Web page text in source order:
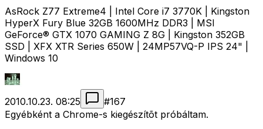
AsRock Z77 Extreme4 | Intel Core i7 3770K | Kingston
HyperX Fury Blue 32GB 1600MHz DDR3 | MSI
GeForce® GTX 1070 GAMING Z 8G | Kingston 352GB
SSD | XFX XTR Series 650W | 24MP57VQ-P IPS 24" |
Windows 10
2010.10.23. 08:25 #167
Egyébként a Chrome-s kiegészítõt próbáltam.